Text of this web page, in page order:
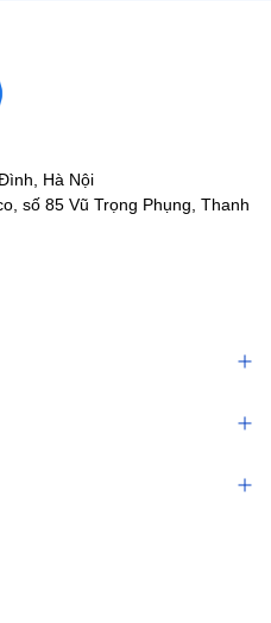
Hà Nội
số 85 Vũ Trọng Phụng, Thanh